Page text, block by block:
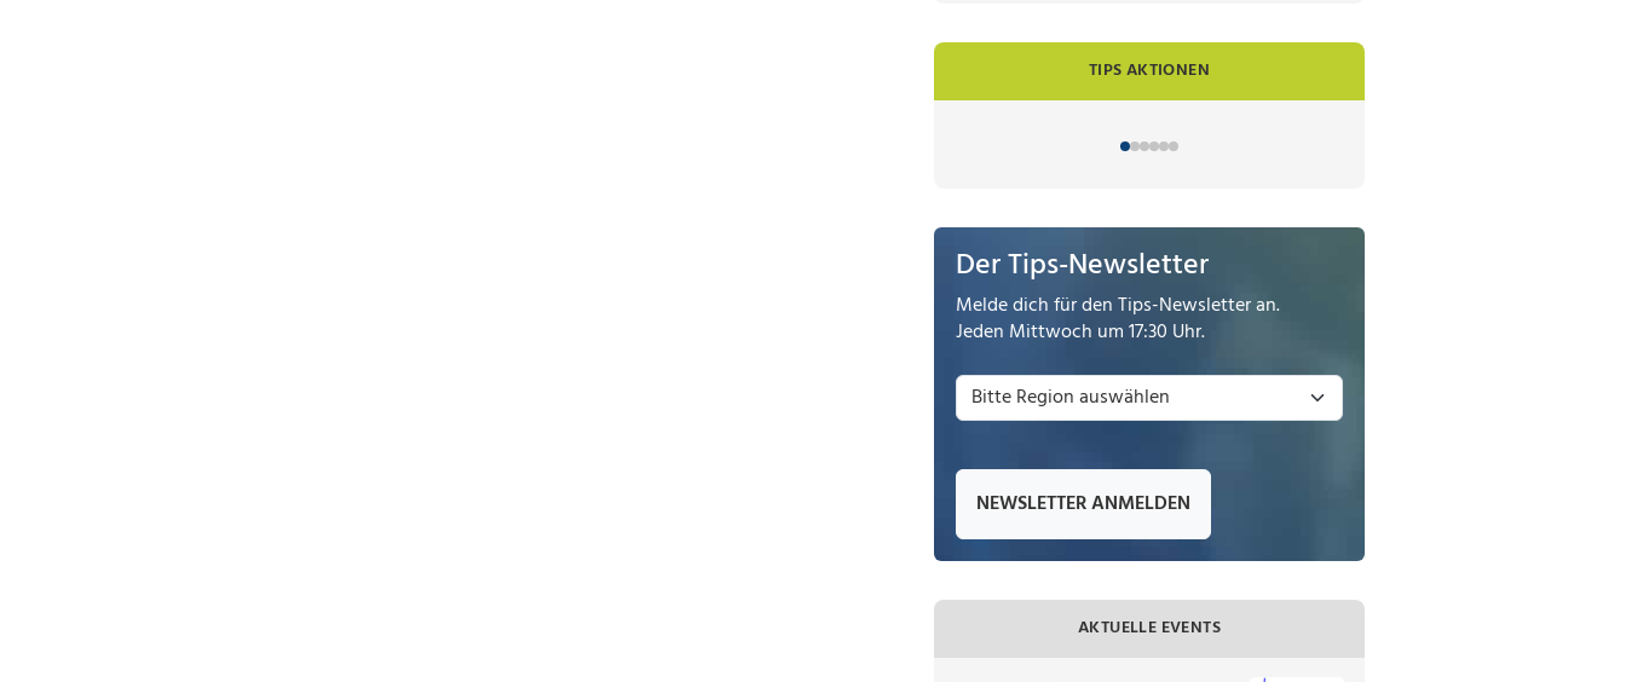
TIPS AKTIONEN
Der Tips-Newsletter
Melde dich für den Tips-Newsletter an.
Jeden Mittwoch um 17:30 Uhr.
NEWSLETTER ANMELDEN
AKTUELLE EVENTS